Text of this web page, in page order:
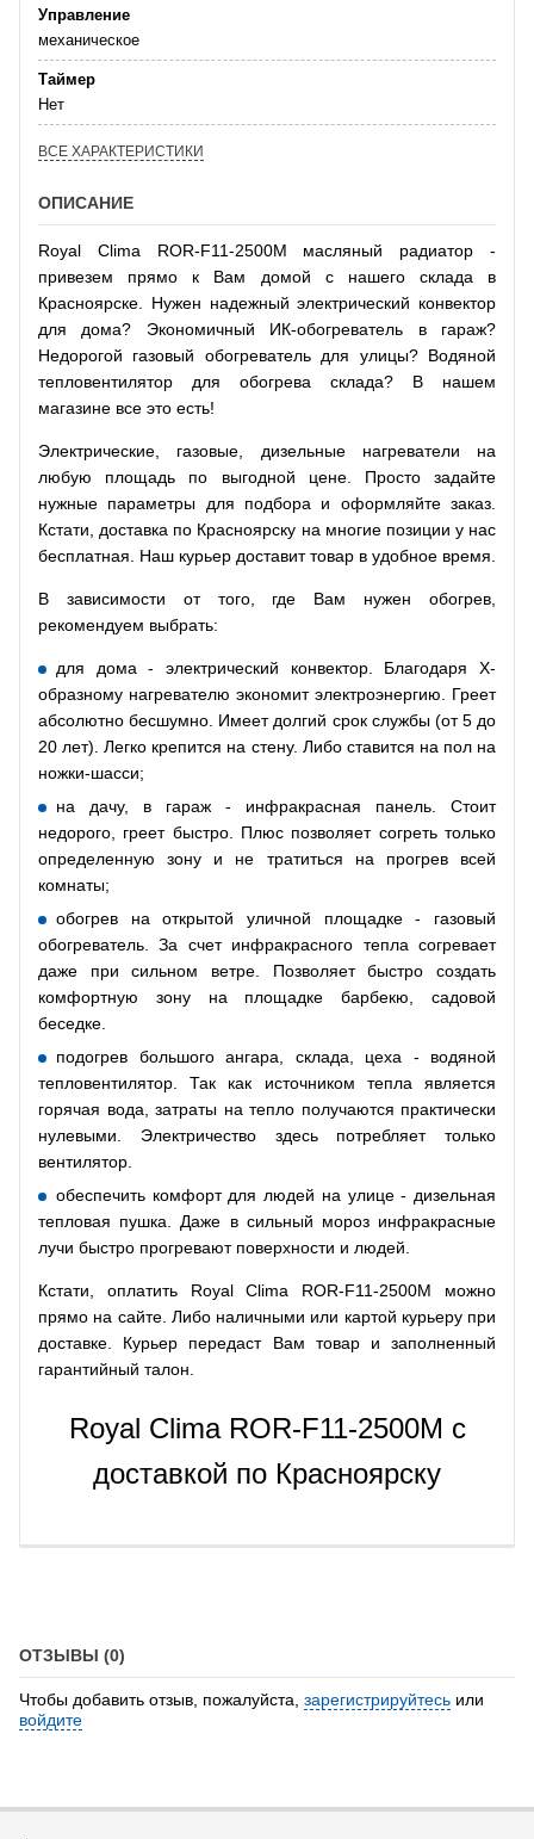
Управление
механическое
Таймер
Нет
ВСЕ ХАРАКТЕРИСТИКИ
ОПИСАНИЕ
Royal Clima ROR-F11-2500M масляный радиатор -
привезем прямо к Вам домой с нашего склада в
Красноярске. Нужен надежный электрический конвектор
для дома? Экономичный ИК-обогреватель в гараж?
Недорогой газовый обогреватель для улицы? Водяной
тепловентилятор для обогрева склада? В нашем
магазине все это есть!
Электрические, газовые, дизельные нагреватели на
любую площадь по выгодной цене. Просто задайте
нужные параметры для подбора и оформляйте заказ.
Кстати, доставка по Красноярску на многие позиции у нас
бесплатная. Наш курьер доставит товар в удобное время.
В зависимости от того, где Вам нужен обогрев,
рекомендуем выбрать:
для дома - электрический конвектор. Благодаря Х-
образному нагревателю экономит электроэнергию. Греет
абсолютно бесшумно. Имеет долгий срок службы (от 5 до
20 лет). Легко крепится на стену. Либо ставится на пол на
ножки-шасси;
на дачу, в гараж - инфракрасная панель. Стоит
недорого, греет быстро. Плюс позволяет согреть только
определенную зону и не тратиться на прогрев всей
комнаты;
обогрев на открытой уличной площадке - газовый
обогреватель. За счет инфракрасного тепла согревает
даже при сильном ветре. Позволяет быстро создать
комфортную зону на площадке барбекю, садовой
беседке.
подогрев большого ангара, склада, цеха - водяной
тепловентилятор. Так как источником тепла является
горячая вода, затраты на тепло получаются практически
нулевыми. Электричество здесь потребляет только
вентилятор.
обеспечить комфорт для людей на улице - дизельная
тепловая пушка. Даже в сильный мороз инфракрасные
лучи быстро прогревают поверхности и людей.
Кстати, оплатить Royal Clima ROR-F11-2500M можно
прямо на сайте. Либо наличными или картой курьеру при
доставке. Курьер передаст Вам товар и заполненный
гарантийный талон.
Royal Clima ROR-F11-2500M с
доставкой по Красноярску
ОТЗЫВЫ (0)
Чтобы добавить отзыв, пожалуйста, зарегистрируйтесь или
войдите